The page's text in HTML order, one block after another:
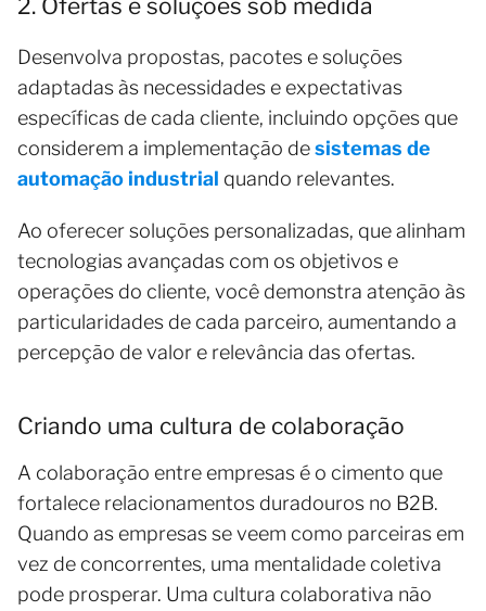
2. Ofertas e soluções sob medida
Desenvolva propostas, pacotes e soluções
adaptadas às necessidades e expectativas
específicas de cada cliente, incluindo opções que
considerem a implementação desistemas de
automação industrial quando relevantes.
Ao oferecer soluções personalizadas, que alinham
tecnologias avançadas com os objetivos e
operações do cliente, você demonstra atenção às
particularidades de cada parceiro, aumentando a
percepção de valor e relevância das ofertas.
Criando uma cultura de colaboração
A colaboração entre empresas é o cimento que
fortalece relacionamentos duradouros no B2B.
Quando as empresas se veem como parceiras em
vez de concorrentes, uma mentalidade coletiva
pode prosperar. Uma cultura colaborativa não